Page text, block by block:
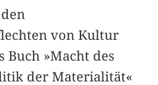
von Kultur
Buch »Macht des
der Materialität«